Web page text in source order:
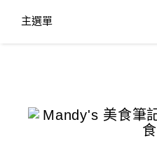
主選單